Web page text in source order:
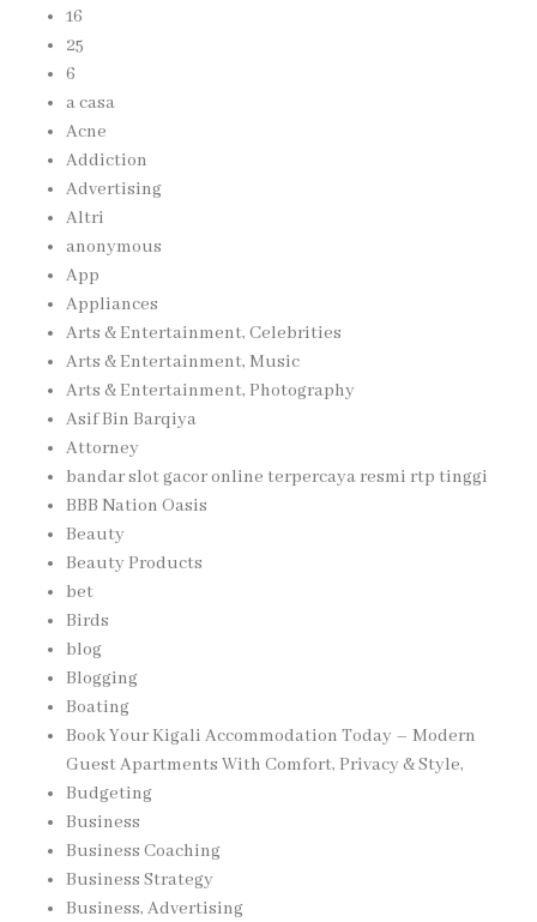
16
25
6
a casa
Acne
Addiction
Advertising
Altri
anonymous
App
Appliances
Arts & Entertainment, Celebrities
Arts & Entertainment, Music
Arts & Entertainment, Photography
Asif Bin Barqiya
Attorney
bandar slot gacor online terpercaya resmi rtp tinggi
BBB Nation Oasis
Beauty
Beauty Products
bet
Birds
blog
Blogging
Boating
Book Your Kigali Accommodation Today – Modern
Guest Apartments With Comfort, Privacy & Style,
Budgeting
Business
Business Coaching
Business Strategy
Business, Advertising